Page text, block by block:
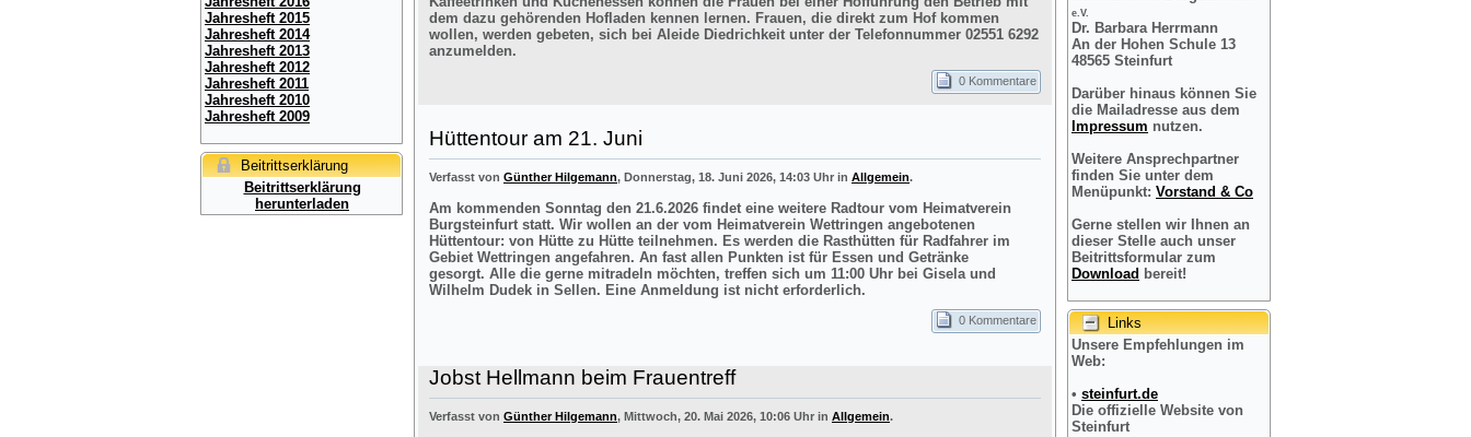
Jahresheft 2015
Jahresheft 2014
Jahresheft 2013
Jahresheft 2012
Jahresheft 2011
Jahresheft 2010
Jahresheft 2009
Beitrittserklärung
Beitrittserklärung
herunterladen
dem dazu gehörenden Hofladen kennen lernen. Frauen, die direkt zum Hof kommen
wollen, werden gebeten, sich bei Aleide Diedrichkeit unter der Telefonnummer 02551 6292
anzumelden.
0 Kommentare
Hüttentour am 21. Juni
Verfasst von Günther Hilgemann, Donnerstag, 18. Juni 2026, 14:03 Uhr in Allgemein.
Am kommenden Sonntag den 21.6.2026 findet eine weitere Radtour vom Heimatverein
Burgsteinfurt statt. Wir wollen an der vom Heimatverein Wettringen angebotenen
Hüttentour: von Hütte zu Hütte teilnehmen. Es werden die Rasthütten für Radfahrer im
Gebiet Wettringen angefahren. An fast allen Punkten ist für Essen und Getränke
gesorgt. Alle die gerne mitradeln möchten, treffen sich um 11:00 Uhr bei Gisela und
Wilhelm Dudek in Sellen. Eine Anmeldung ist nicht erforderlich.
0 Kommentare
Jobst Hellmann beim Frauentreff
Verfasst von Günther Hilgemann, Mittwoch, 20. Mai 2026, 10:06 Uhr in Allgemein.
e.V.
Dr. Barbara Herrmann
An der Hohen Schule 13
48565 Steinfurt
Darüber hinaus können Sie
die Mailadresse aus dem
Impressum nutzen.
Weitere Ansprechpartner
finden Sie unter dem
Menüpunkt: Vorstand & Co
Gerne stellen wir Ihnen an
dieser Stelle auch unser
Beitrittsformular zum
Download bereit!
Links
Unsere Empfehlungen im
Web:
• steinfurt.de
Die offizielle Website von
Steinfurt